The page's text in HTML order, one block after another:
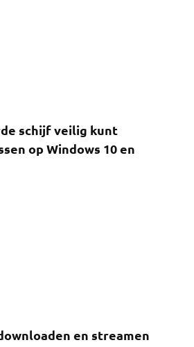
schijf veilig kunt
op Windows 10 en
en streamen